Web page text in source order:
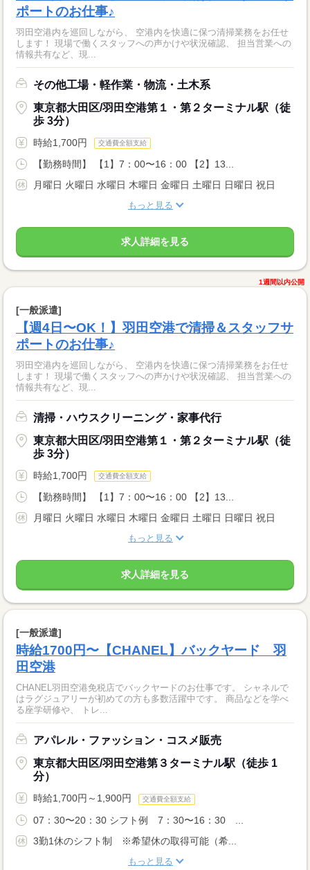
ポートのお仕事♪
羽田空港内を巡回しながら、 空港内を快適に保つ清掃業務をお任せ
します！ 現場で働くスタッフへの声かけや状況確認、 担当営業への
情報共有など、現...
その他工場・軽作業・物流・土木系
東京都大田区/羽田空港第１・第２ターミナル駅（徒
歩 3分）
時給1,700円 交通費全額支給
【勤務時間】 【1】7：00〜16：00 【2】13...
月曜日 火曜日 水曜日 木曜日 金曜日 土曜日 日曜日 祝日
もっと見る
求人詳細を見る
1週間以内公開
[一般派遣]
【週4日〜OK！】羽田空港で清掃＆スタッフサ
ポートのお仕事♪
羽田空港内を巡回しながら、 空港内を快適に保つ清掃業務をお任せ
します！ 現場で働くスタッフへの声かけや状況確認、 担当営業への
情報共有など、現...
清掃・ハウスクリーニング・家事代行
東京都大田区/羽田空港第１・第２ターミナル駅（徒
歩 3分）
時給1,700円 交通費全額支給
【勤務時間】 【1】7：00〜16：00 【2】13...
月曜日 火曜日 水曜日 木曜日 金曜日 土曜日 日曜日 祝日
もっと見る
求人詳細を見る
[一般派遣]
時給1700円〜【CHANEL】バックヤード 羽
田空港
CHANEL羽田空港免税店でバックヤードのお仕事です。 シャネルで
はラグジュアリーが初めての方も多数活躍中です。 商品などを学べ
る座学研修や、 トレ...
アパレル・ファッション・コスメ販売
東京都大田区/羽田空港第３ターミナル駅（徒歩 1
分）
時給1,700円～1,900円 交通費全額支給
07：30〜20：30 シフト例 7：30〜16：30 ...
3勤1休のシフト制 ※希望休の取得可能（希...
もっと見る